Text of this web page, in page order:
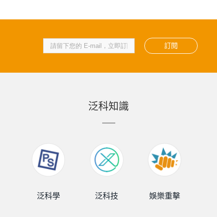
訂閱
泛科知識
泛科學 泛科技 娛樂重擊